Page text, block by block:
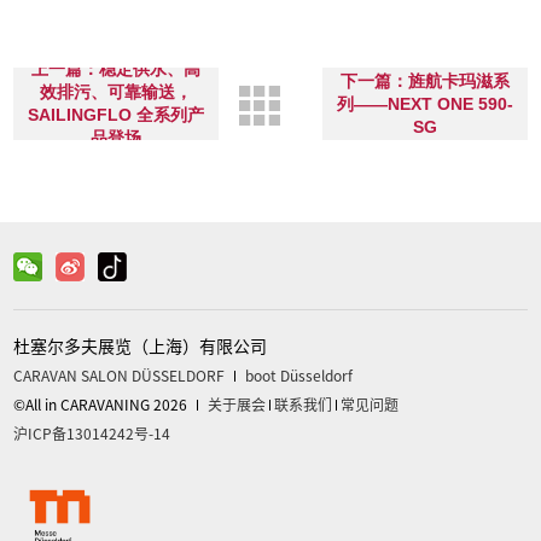
上一篇：稳定供水、高
效排污、可靠输送，
SAILINGFLO 全系列产
品登场
下一篇：旌航卡玛滋系
列——NEXT ONE 590-
SG
杜塞尔多夫展览（上海）有限公司
CARAVAN SALON DÜSSELDORF
boot Düsseldorf
©All in CARAVANING 2026
关于展会 联系我们
常见问题
沪ICP备13014242号-14